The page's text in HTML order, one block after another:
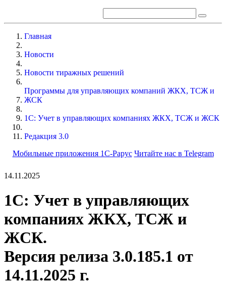
Главная
Новости
Новости тиражных решений
Программы для управляющих компаний ЖКХ, ТСЖ и
ЖСК
1С: Учет в управляющих компаниях ЖКХ, ТСЖ и ЖСК
Редакция 3.0
Мобильные приложения 1С-Рарус Читайте нас в Telegram
14.11.2025
1С: Учет в управляющих
компаниях ЖКХ, ТСЖ и
ЖСК.
Версия релиза 3.0.185.1 от
14.11.2025 г.